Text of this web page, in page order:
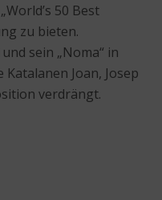
50 Best
zu bieten.
sein „Noma“ in
Joan, Josep
verdrängt.